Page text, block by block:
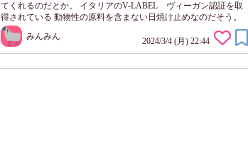
てくれるのだとか。 イタリアのV-LABEL ヴィーガン認証を取
得されている 動物性の原料を含まない日焼け止めなのだそう。
なめらかテクスチャで、 しっとりとスキンケアと紫外線遮断を
一度に叶え、 重ね塗りをしてもべたつかずに、 なめらかに伸び
て、 肌に心地よく落ち着くマイルド処方 の日焼け止めというの
みんみん 2024/3/4 (月) 22:44